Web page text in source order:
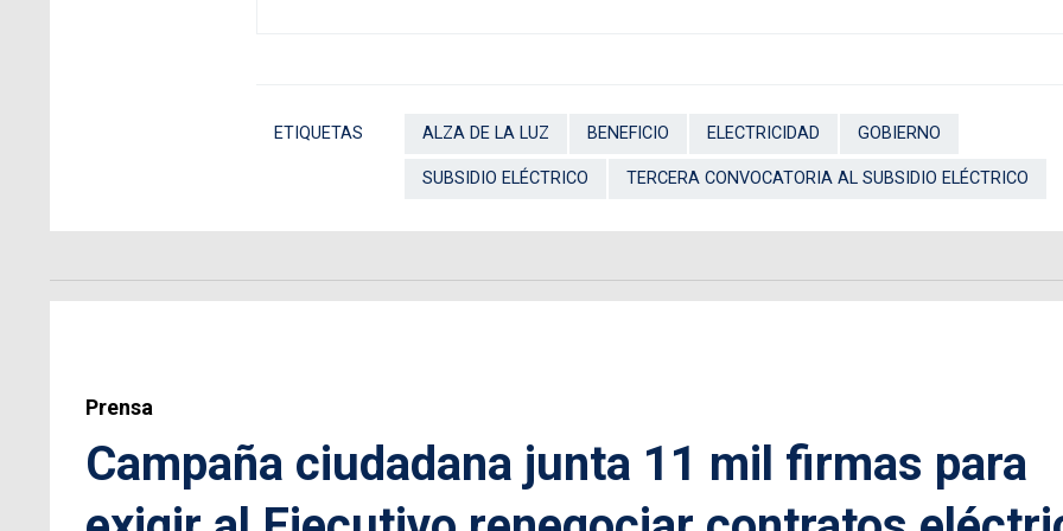
ETIQUETAS ALZA DE LA LUZ BENEFICIO ELECTRICIDAD GOBIERNO
SUBSIDIO ELÉCTRICO TERCERA CONVOCATORIA AL SUBSIDIO ELÉCTRICO
Prensa
Campaña ciudadana junta 11 mil firmas para